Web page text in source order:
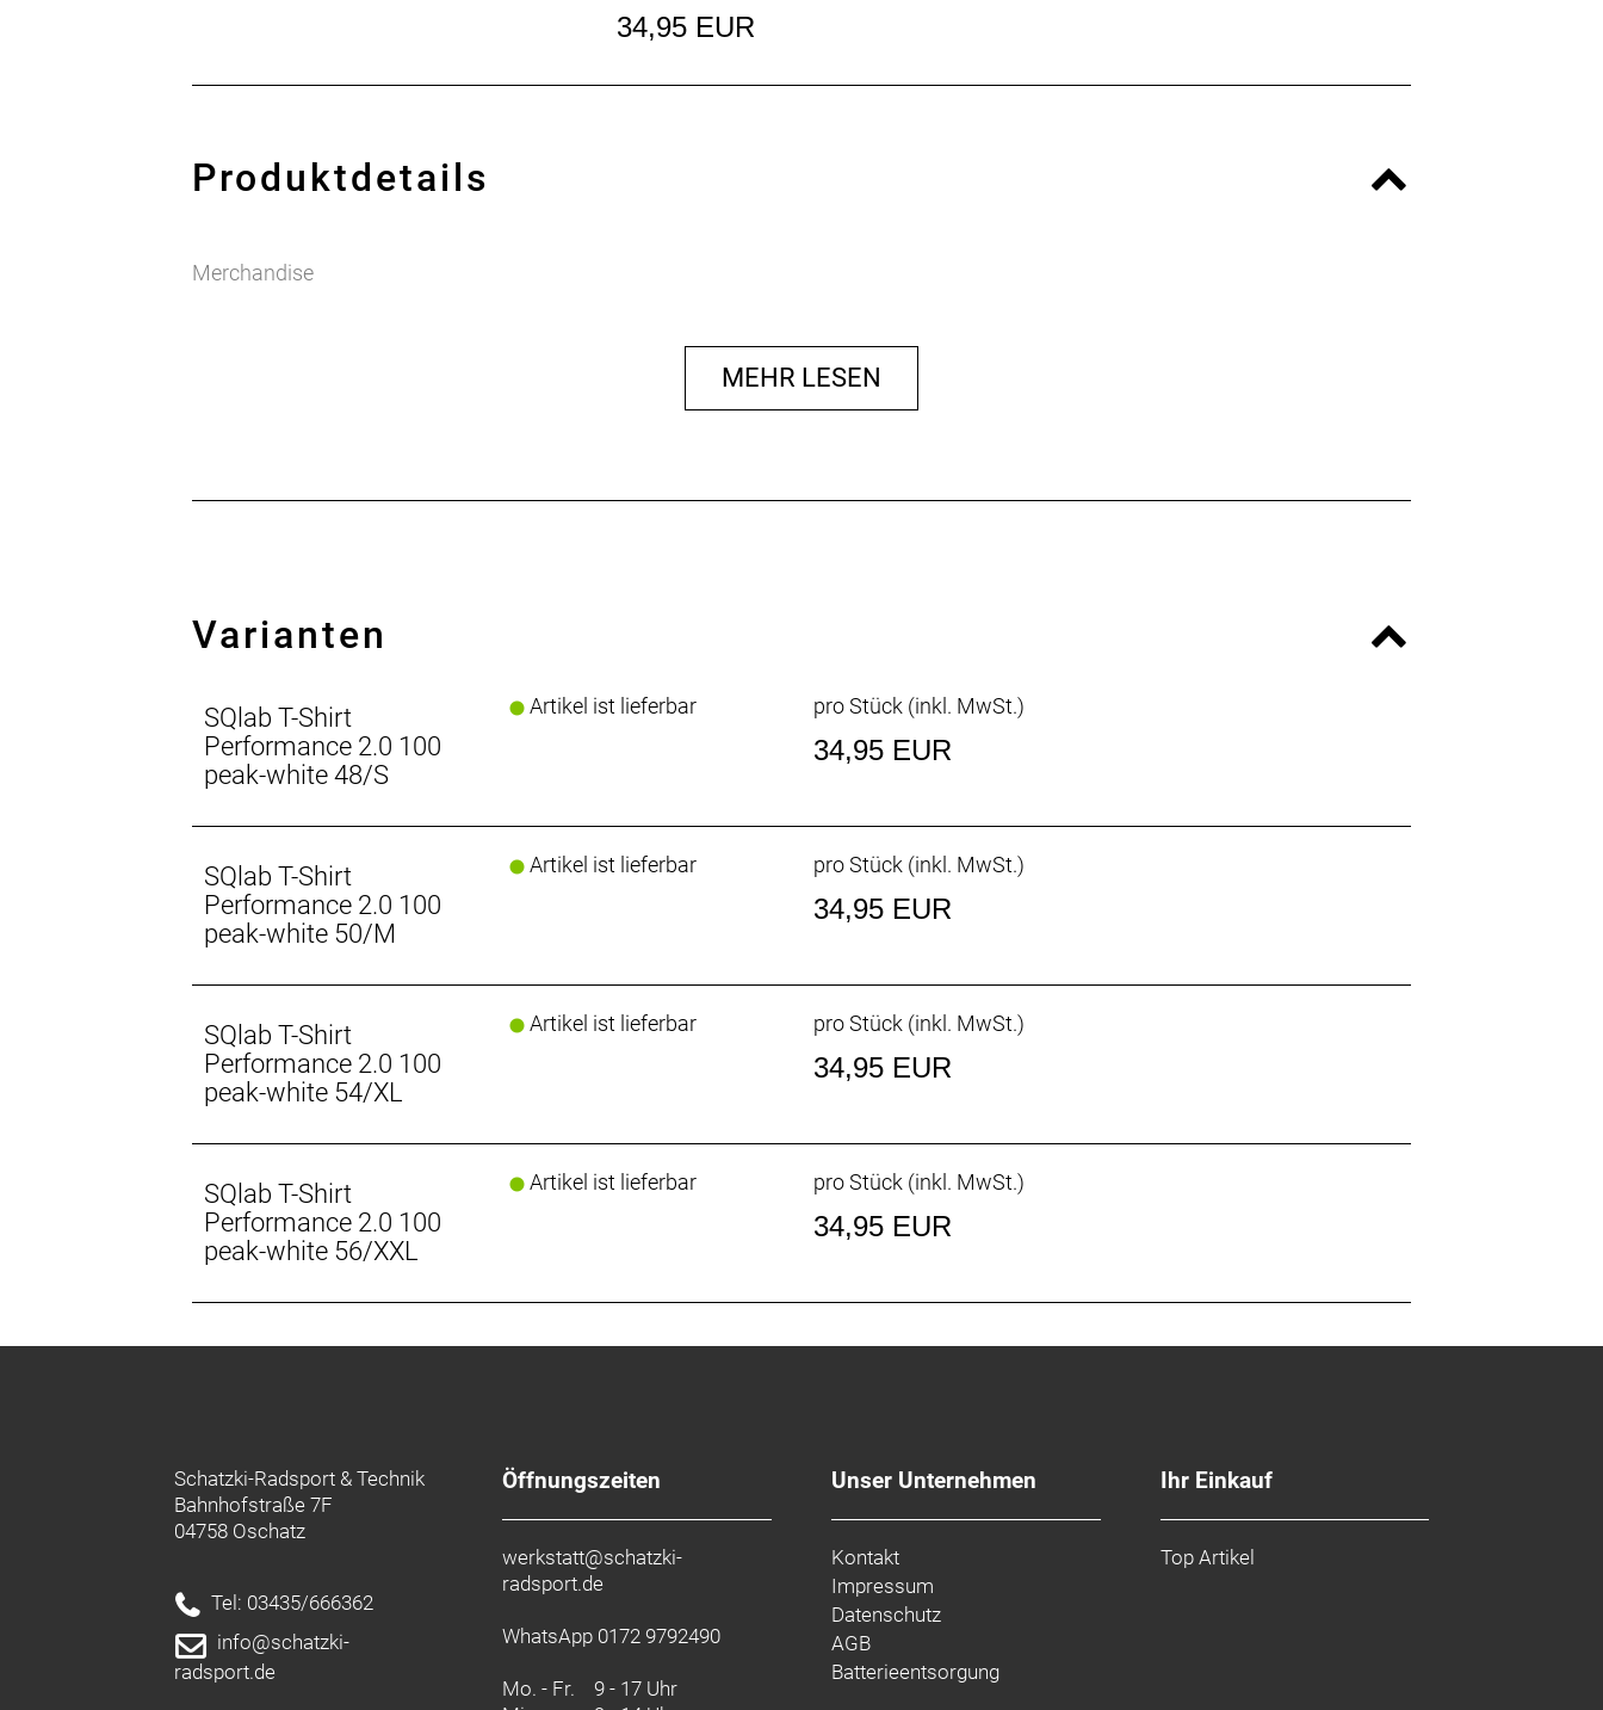
34,95 EUR
Produktdetails
Merchandise
MEHR LESEN
Varianten
SQlab T-Shirt
Performance 2.0 100
peak-white 48/S
Artikel ist lieferbar pro Stück (inkl. MwSt.)
34,95 EUR
SQlab T-Shirt
Performance 2.0 100
peak-white 50/M
Artikel ist lieferbar pro Stück (inkl. MwSt.)
34,95 EUR
SQlab T-Shirt
Performance 2.0 100
peak-white 54/XL
Artikel ist lieferbar pro Stück (inkl. MwSt.)
34,95 EUR
SQlab T-Shirt
Performance 2.0 100
peak-white 56/XXL
Artikel ist lieferbar pro Stück (inkl. MwSt.)
34,95 EUR
Schatzki-Radsport & Technik
Bahnhofstraße 7F
04758 Oschatz
Tel: 03435/666362
info@schatzki-
radsport.de
Öffnungszeiten
werkstatt@schatzki-
radsport.de
WhatsApp 0172 9792490
Mo. - Fr. 9 - 17 Uhr
Unser Unternehmen
Kontakt
Impressum
Datenschutz
AGB
Batterieentsorgung
Ihr Einkauf
Top Artikel